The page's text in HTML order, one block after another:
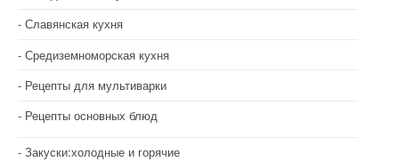
Славянская кухня
Средиземноморская кухня
Рецепты для мультиварки
Рецепты основных блюд
Закуски:холодные и горячие